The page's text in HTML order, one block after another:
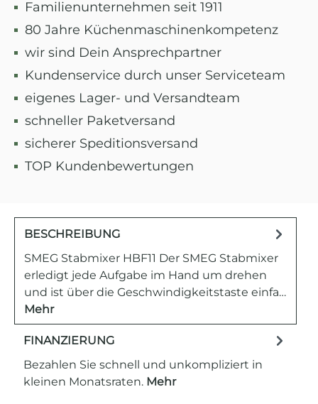
Familienunternehmen seit 1911
80 Jahre Küchenmaschinenkompetenz
wir sind Dein Ansprechpartner
Kundenservice durch unser Serviceteam
eigenes Lager- und Versandteam
schneller Paketversand
sicherer Speditionsversand
TOP Kundenbewertungen
BESCHREIBUNG
SMEG Stabmixer HBF11 Der SMEG Stabmixer
erledigt jede Aufgabe im Hand um drehen
und ist über die Geschwindigkeitstaste einfa…
Mehr
FINANZIERUNG
Bezahlen Sie schnell und unkompliziert in
kleinen Monatsraten. Mehr